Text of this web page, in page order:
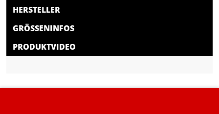
HERSTELLER
GRÖSSENINFOS
PRODUKTVIDEO